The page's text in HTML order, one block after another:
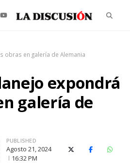
obras en galería de Alemania
expondrá
galería de
PUBLISHED
Agosto 21, 2024
16:32 PM
X (Twitter)Facebook